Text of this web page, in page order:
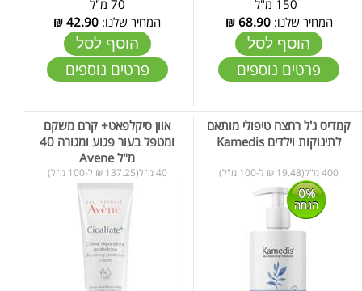
המחיר שלנו:68.90
₪
הוסף לסל
פרטים נוספים
70 מ"ל
המחיר שלנו: 42.90
₪
הוסף לסל
פרטים נוספים
קמדיס ג'ל רחצה טיפולי מותאם
לתינוקות וילדים Kamedis
400 מ"ל(19.48 ₪ ל-100 מ"ל)
0%
הנחה
אוון סיקלפאט+ קרם משקם
ומטפל בעור פגוע ומגורה 40
מ"ל Avene
40 מ"ל(137.25 ₪ ל-100 מ"ל)